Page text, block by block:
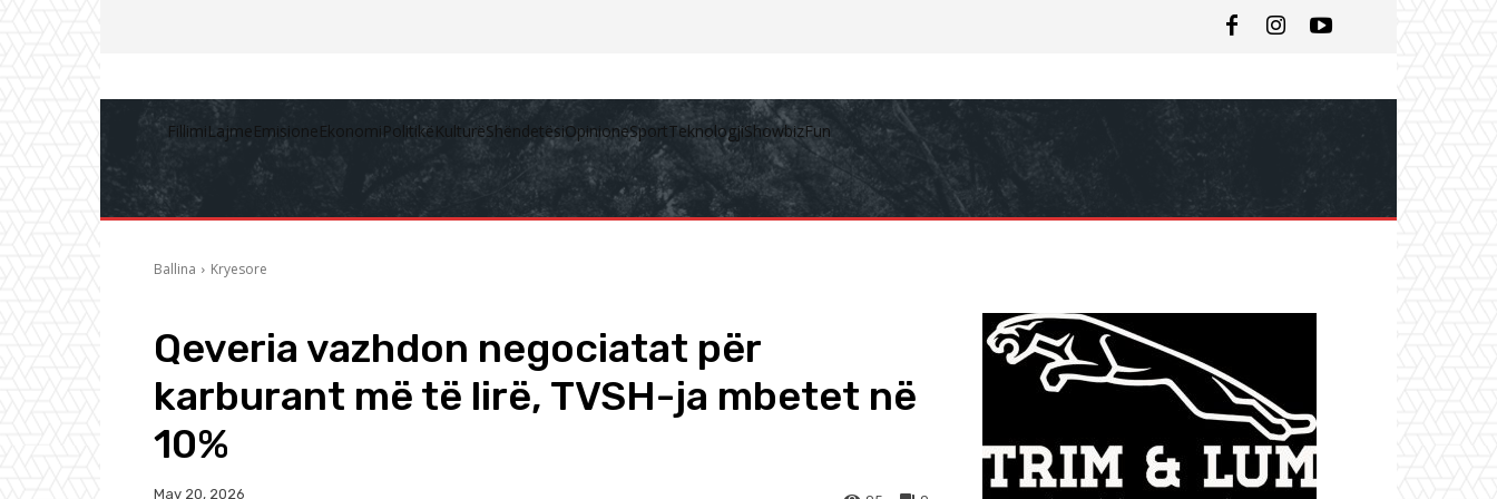
FillimiLajmeEmisioneEkonomiPolitikëKulturëShëndetësiOpinioneSportTeknologjiShowbizFun
Ballina Kryesore
Qeveria vazhdon negociatat për
karburant më të lirë, TVSH-ja mbetet në
10%
May 20, 2026